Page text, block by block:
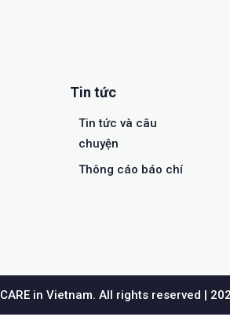
Tin tức
Tin tức và câu
chuyện
Thông cáo báo chí
CARE in Vietnam. All rights reserved |